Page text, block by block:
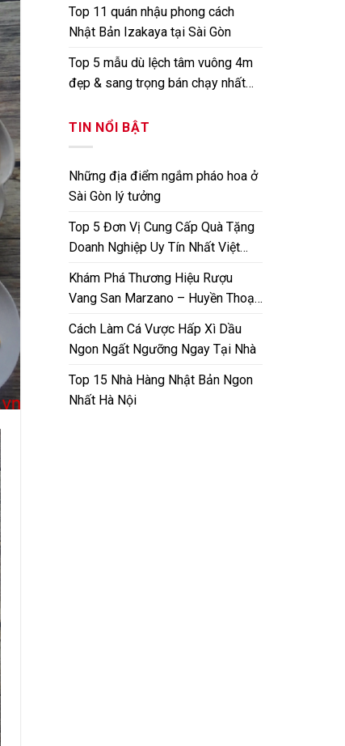
Top 11 quán nhậu phong cách
Nhật Bản Izakaya tại Sài Gòn
Top 5 mẫu dù lệch tâm vuông 4m
đẹp & sang trọng bán chạy nhất
TIN NỔI BẬT
Những địa điểm ngắm pháo hoa ở
Sài Gòn lý tưởng
Top 5 Đơn Vị Cung Cấp Quà Tặng
Doanh Nghiệp Uy Tín Nhất Việt
Khám Phá Thương Hiệu Rượu
Vang San Marzano – Huyền Thoại
Cách Làm Cá Vược Hấp Xì Dầu
Ngon Ngất Ngưỡng Ngay Tại Nhà
Top 15 Nhà Hàng Nhật Bản Ngon
Nhất Hà Nội